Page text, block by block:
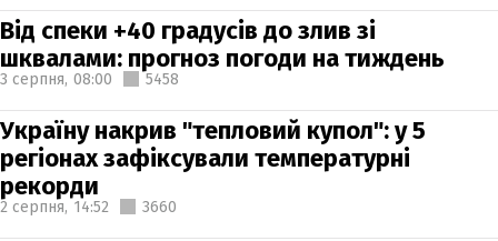
Від спеки +40 градусів до злив зі
шквалами: прогноз погоди на тиждень
3 серпня, 08:00 5458
Україну накрив "тепловий купол": у 5
регіонах зафіксували температурні
рекорди
2 серпня, 14:52 3660